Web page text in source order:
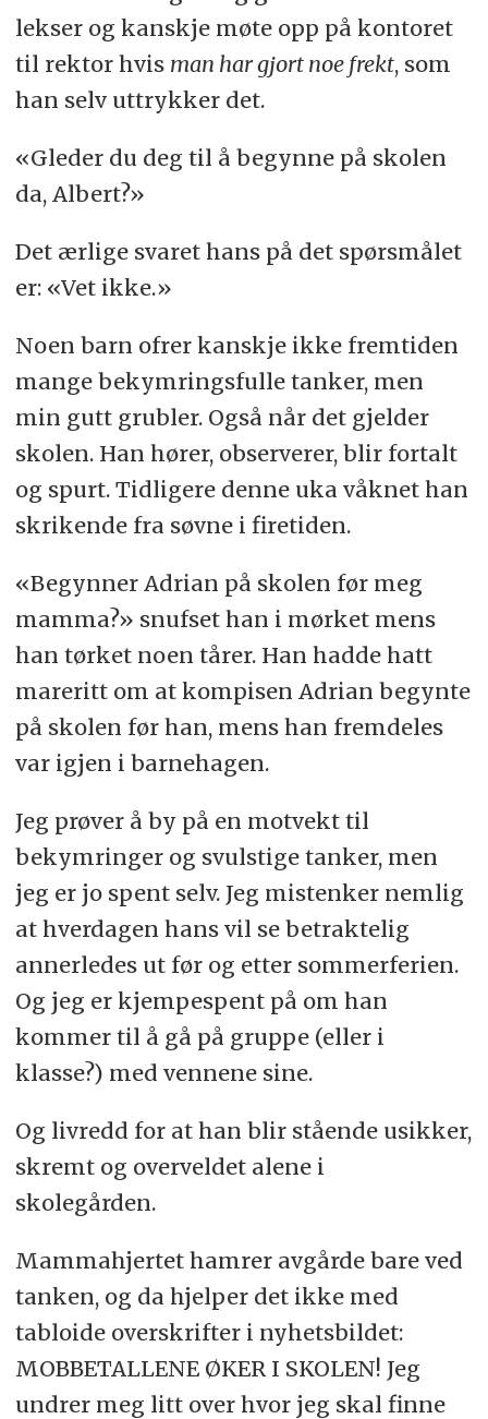
lekser og kanskje møte opp på kontoret
til rektor hvis man har gjort noe frekt, som
han selv uttrykker det.
«Gleder du deg til å begynne på skolen
da, Albert?»
Det ærlige svaret hans på det spørsmålet
er: «Vet ikke.»
Noen barn ofrer kanskje ikke fremtiden
mange bekymringsfulle tanker, men
min gutt grubler. Også når det gjelder
skolen. Han hører, observerer, blir fortalt
og spurt. Tidligere denne uka våknet han
skrikende fra søvne i firetiden.
«Begynner Adrian på skolen før meg
mamma?» snufset han i mørket mens
han tørket noen tårer. Han hadde hatt
mareritt om at kompisen Adrian begynte
på skolen før han, mens han fremdeles
var igjen i barnehagen.
Jeg prøver å by på en motvekt til
bekymringer og svulstige tanker, men
jeg er jo spent selv. Jeg mistenker nemlig
at hverdagen hans vil se betraktelig
annerledes ut før og etter sommerferien.
Og jeg er kjempespent på om han
kommer til å gå på gruppe (eller i
klasse?) med vennene sine.
Og livredd for at han blir stående usikker,
skremt og overveldet alene i
skolegården.
Mammahjertet hamrer avgårde bare ved
tanken, og da hjelper det ikke med
tabloide overskrifter i nyhetsbildet:
MOBBETALLENE ØKER I SKOLEN! Jeg
undrer meg litt over hvor jeg skal finne